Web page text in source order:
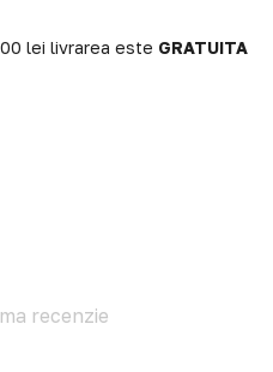
lei livrarea este GRATUITA
recenzie